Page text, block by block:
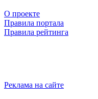
О проекте
Правила портала
Правила рейтинга
Реклама на сайте